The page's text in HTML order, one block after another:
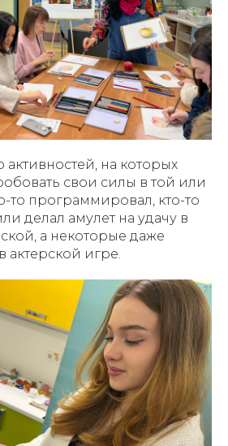
на которых
свои силы в той или
то программировал, кто-то
делал амулет на удачу в
а некоторые даже
актерской игре.